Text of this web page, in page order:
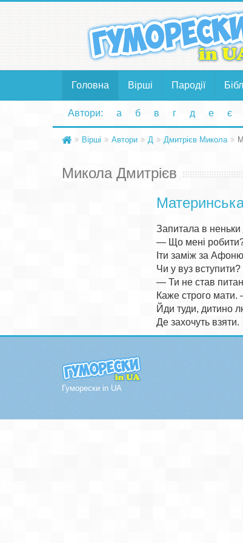
Головна Вірші Пародії
Автори: а б в г д е є
Вірші Автори Д Дмитрієв Микола
Микола Дмитрієв
Запитала в неньки
— Що мені
Іти заміж за Афоню
Чи у вуз вступити?
— Ти не став
Каже строго
Йди туди, дитино
Гуморески in UA